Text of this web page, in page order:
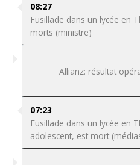
08:27
Fusillade dans un lycée en
morts (ministre)
Allianz: résultat
07:23
Fusillade dans un lycée en
adolescent, est mort